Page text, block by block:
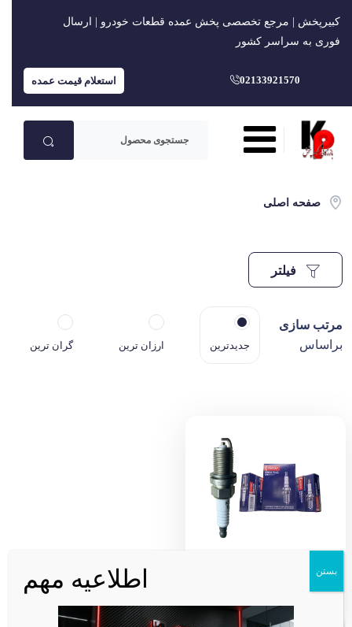
کبیرپخش | مرجع تخصصی پخش عمده قطعات خودرو | ارسال
فوری به سراسر کشور
02133921570 استعلام قیمت عمده
صفحه اصلی
فیلتر
مرتب سازی
براساس
جدیدترین ارزان ترین گران ترین
اطلاعیه مهم بستن